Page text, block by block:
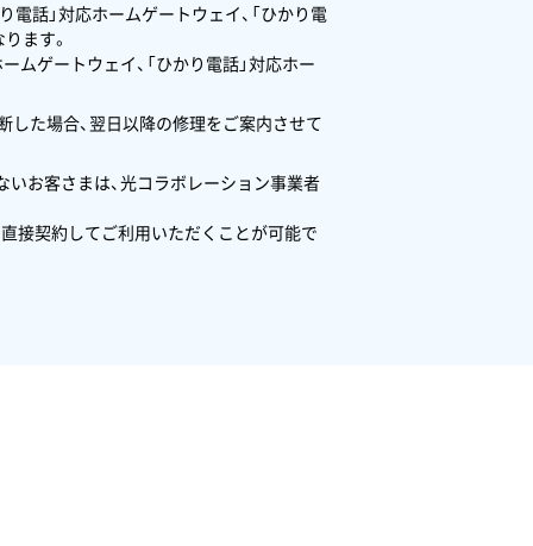
話」対応ホームゲートウェイ、「ひかり電
ます。
ムゲートウェイ、「ひかり電話」対応ホー
た場合、翌日以降の修理をご案内させて
お客さまは、光コラボレーション事業者
接契約してご利用いただくことが可能で